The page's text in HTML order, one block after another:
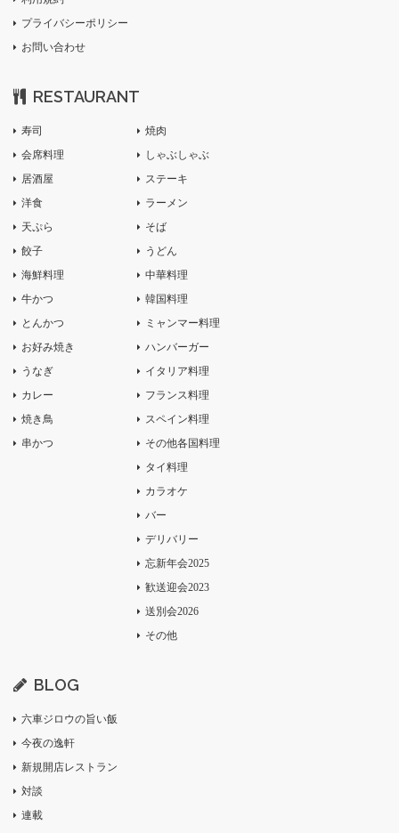
プライバシーポリシー
お問い合わせ
RESTAURANT
寿司
会席料理
居酒屋
洋食
天ぷら
餃子
海鮮料理
牛かつ
とんかつ
お好み焼き
うなぎ
カレー
焼き鳥
串かつ
焼肉
しゃぶしゃぶ
ステーキ
ラーメン
そば
うどん
中華料理
韓国料理
ミャンマー料理
ハンバーガー
イタリア料理
フランス料理
スペイン料理
その他各国料理
タイ料理
カラオケ
バー
デリバリー
忘新年会2025
歓送迎会2023
送別会2026
その他
BLOG
六車ジロウの旨い飯
今夜の逸軒
新規開店レストラン
対談
連載